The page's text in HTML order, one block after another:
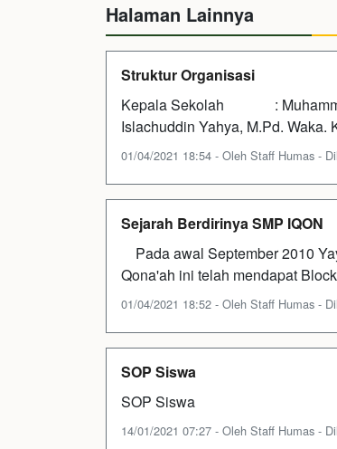
Halaman Lainnya
Struktur Organisasi
Kepala Sekolah :
Islachuddin Yahya, M.Pd. Waka.
01/04/2021 18:54 - Oleh Staff Humas -
Sejarah Berdirinya SMP IQON
Pada awal September 2010
Qona'ah ini telah mendapat
01/04/2021 18:52 - Oleh Staff Humas -
SOP Siswa
SOP Siswa
14/01/2021 07:27 - Oleh Staff Humas -